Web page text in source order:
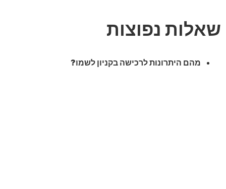
שאלות נפוצות
מהם היתרונות לרכישה בקניון לשמו?